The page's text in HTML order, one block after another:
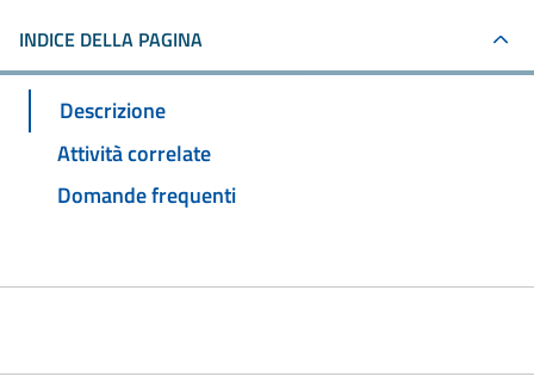
INDICE DELLA PAGINA
Descrizione
Attività correlate
Domande frequenti